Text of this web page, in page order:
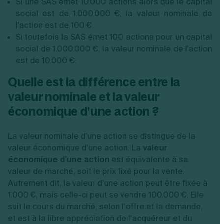
social est de 1.000.000 €, la valeur nominale de
l'action est de 100 €.
Si toutefois la SAS émet 100 actions pour un capital
social de 1.000.000 €, la valeur nominale de l'action
est de 10.000 €.
Quelle est la différence entre la
valeur nominale et la valeur
économique d’une action ?
La valeur nominale d’une action se distingue de la
valeur économique d’une action. La valeur
économique d’une action est équivalente à sa
valeur de marché, soit le prix fixé pour la vente.
Autrement dit, la valeur d’une action peut être fixée à
1.000 €, mais celle-ci peut se vendre 100.000 €. Elle
suit le cours du marché, selon l’offre et la demande,
et est à la libre appréciation de l’acquéreur et du